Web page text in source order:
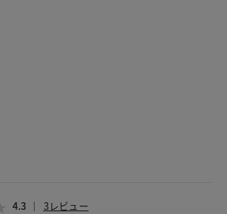
4.3 3レビュー